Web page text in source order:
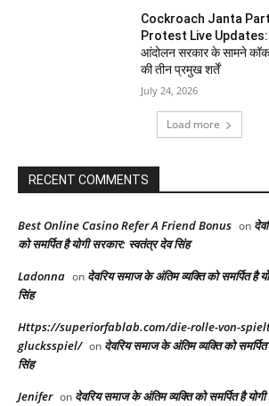
Cockroach Janta
Protest Live Updates:
आंदोलन सरकार के सामने
की तीन प्रमुख शर्तें
July 24, 2026
Load more
RECENT COMMENTS
Best Online Casino Refer A Friend Bonus on
को समर्पित है योगी सरकार: स्वतंत्र देव सिंह
Ladonna on देवरिय समाज के अंतिम व्यक्ति को समर्पित है
सिंह
Https://superiorfablab.com/die-rolle-von-
glucksspiel/ on देवरिय समाज के अंतिम व्यक्ति को
सिंह
Jenifer on देवरिय समाज के अंतिम व्यक्ति को समर्पित है